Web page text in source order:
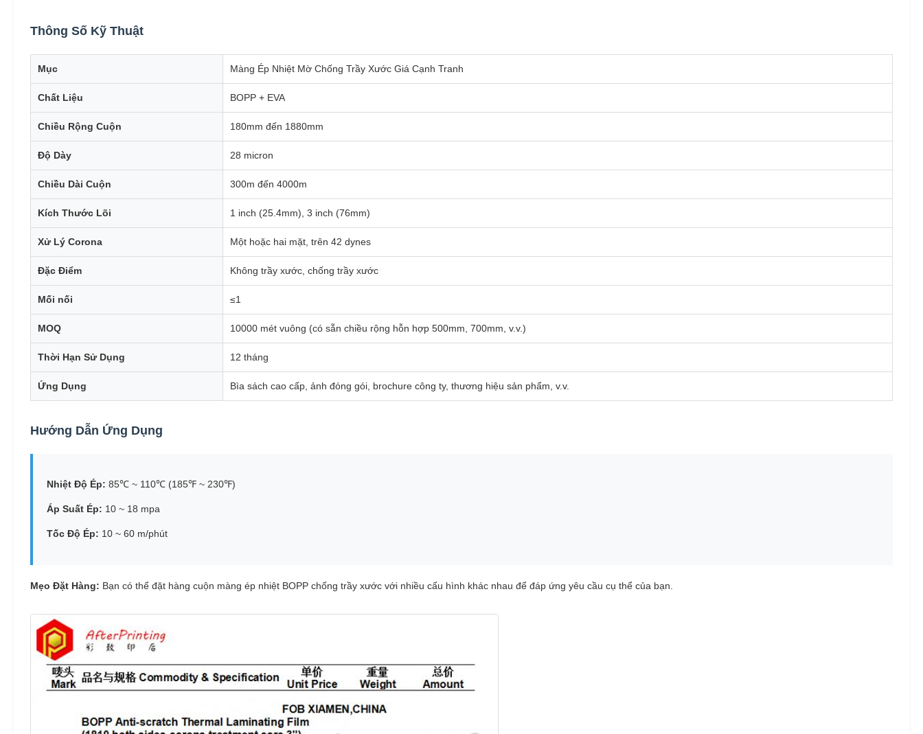
Thông Số Kỹ Thuật
Mục Màng Ép Nhiệt Mờ Chống Trầy Xước Giá Cạnh Tranh
Chất Liệu BOPP + EVA
Chiều Rộng Cuộn 180mm đến 1880mm
Độ Dày 28 micron
Chiều Dài Cuộn 300m đến 4000m
Kích Thước Lõi 1 inch (25.4mm), 3 inch (76mm)
Xử Lý Corona Một hoặc hai mặt, trên 42 dynes
Đặc Điểm Không trầy xước, chống trầy xước
Mối nối ≤1
MOQ 10000 mét vuông (có sẵn chiều rộng hỗn hợp 500mm, 700mm, v.v.)
Thời Hạn Sử Dụng 12 tháng
Ứng Dụng Bìa sách cao cấp, ảnh đóng gói, brochure công ty, thương hiệu sản phẩm, v.v.
Hướng Dẫn Ứng Dụng
Nhiệt Độ Ép: 85℃ ~ 110℃ (185℉ ~ 230℉)
Áp Suất Ép: 10 ~ 18 mpa
Tốc Độ Ép: 10 ~ 60 m/phút
Mẹo Đặt Hàng: Bạn có thể đặt hàng cuộn màng ép nhiệt BOPP chống trầy xước với nhiều cấu hình khác nhau để đáp ứng yêu cầu cụ thể của bạn.